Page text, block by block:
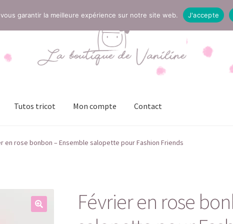
Tutos tricot Mon compte Contact
Mentions légales Mon compte Page Boutique Panier
en rose bonbon – Ensemble salopette pour Fashion Friends
Février en rose
garantir la meilleure expérience sur notre site web. J'accepte